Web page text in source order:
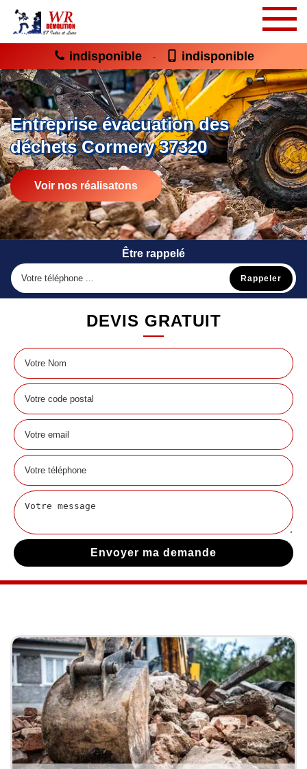
indisponible - indisponible
Entreprise évacuation des
déchets Cormery 37320
Voir nos réalisatons
Être rappelé
DEVIS GRATUIT